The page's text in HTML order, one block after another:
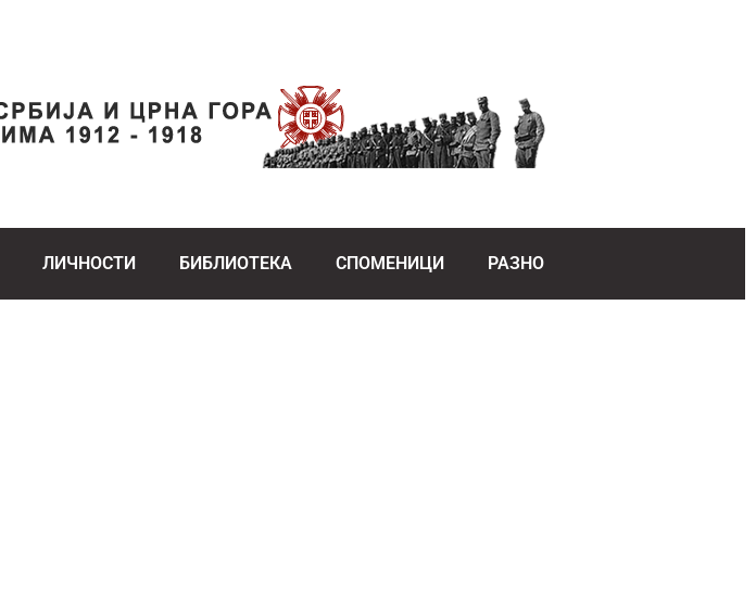
ЛИЧНОСТИ БИБЛИОТЕКА СПОМЕНИЦИ РАЗНО